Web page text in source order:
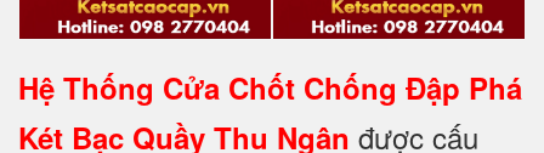
Hệ Thống Cửa Chốt Chống Đập Phá
Két Bạc Quầy Thu Ngân được cấu